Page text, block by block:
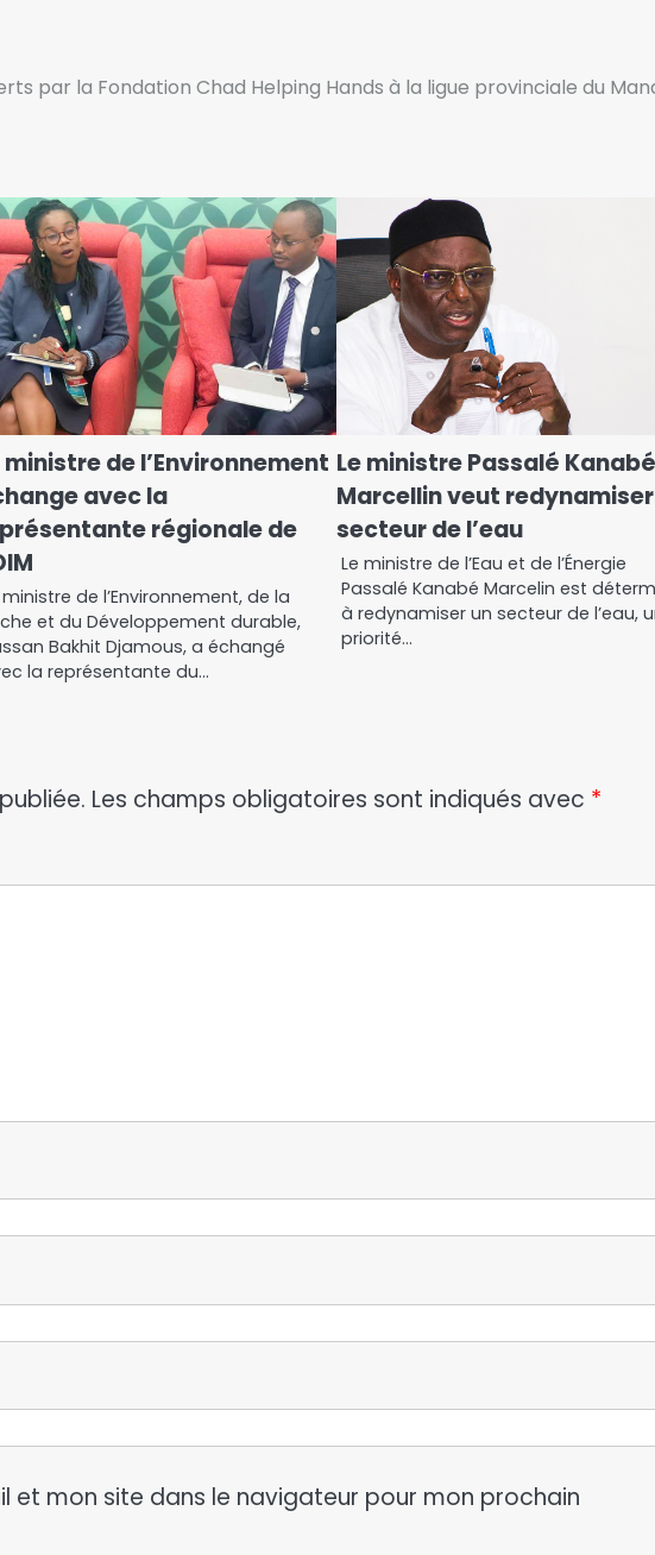
par la Fondation Chad Helping Hands à la ligue provinciale du
ministre de l’Environnement
avec la
régionale de
ministre de l’Environnement, de la
et du Développement durable,
Bakhit Djamous, a échangé
la représentante du…
Le ministre Passalé Kanabé
Marcellin veut
secteur de l’eau
Le ministre de l’Eau et de l’Énergie
Passalé Kanabé Marcelin est
à redynamiser un secteur de l’eau,
priorité…
Les champs obligatoires sont indiqués avec *
et mon site dans le navigateur pour mon prochain